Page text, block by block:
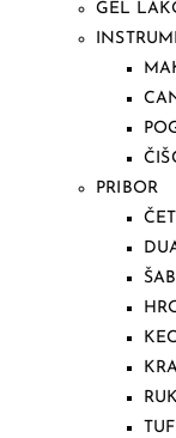
GEL
PRIBOR